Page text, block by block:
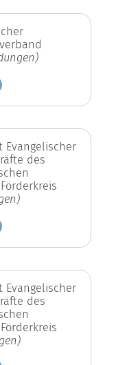
Evangelischer
des
Evangelischer
des